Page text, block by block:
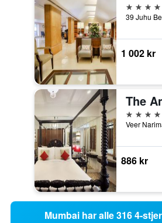
4 stjerner
1 002 kr
4 stjerner
886 kr
Mumbai har alle 316 4-